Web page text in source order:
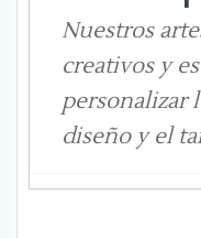
Nuestros
creativos y
personalizar
diseño y el